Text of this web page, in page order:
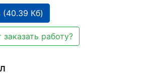
(40.39 Кб)
работу?